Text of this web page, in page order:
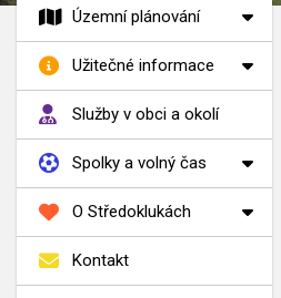
Územní plánování
Užitečné informace
Služby v obci a okolí
Spolky a volný čas
O Středoklukách
Kontakt